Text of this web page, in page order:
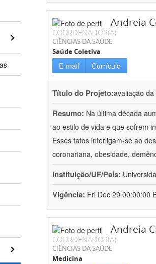
Andreia
COORDENADOR(A)
CIÊNCIAS DA SAÚDE
Saúde Coletiva
E-mail Currículo
Título do Projeto:avaliação
Resumo: Na última década
ao estilo de vida e que sofrem
Esses fatos interligam-se ao
coronariana, obesidade,
Instituição/UF/País:
Vigência: Fri Dec 29 00:00:00
Andreia
COORDENADOR(A)
CIÊNCIAS DA SAÚDE
Medicina